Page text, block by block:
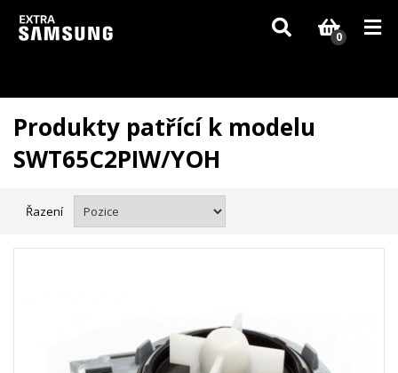
Vzhledem k aktuální situaci se může dodání dílů, které nejsou skladem,
zpozdit. Děkujeme za pochopení.
0
Produkty patřící k modelu
SWT65C2PIW/YOH
Řazení